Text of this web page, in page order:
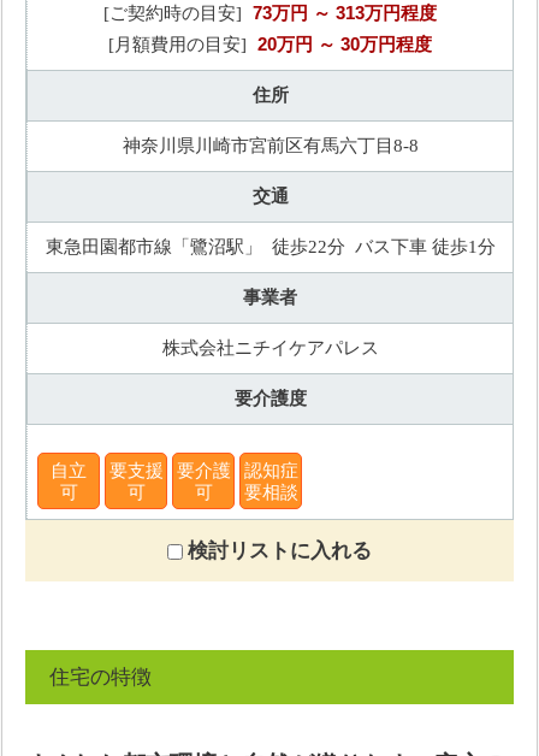
[ご契約時の目安] 73万円 ～ 313万円程度
[月額費用の目安] 20万円 ～ 30万円程度
住所
神奈川県川崎市宮前区有馬六丁目8-8
交通
東急田園都市線「鷺沼駅」 徒歩22分 バス下車 徒歩1分
事業者
株式会社ニチイケアパレス
要介護度
自立
可
要支援
可
要介護
可
認知症
要相談
検討リストに入れる
住宅の特徴